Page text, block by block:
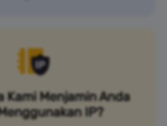
Kami Menjamin Anda
IP?